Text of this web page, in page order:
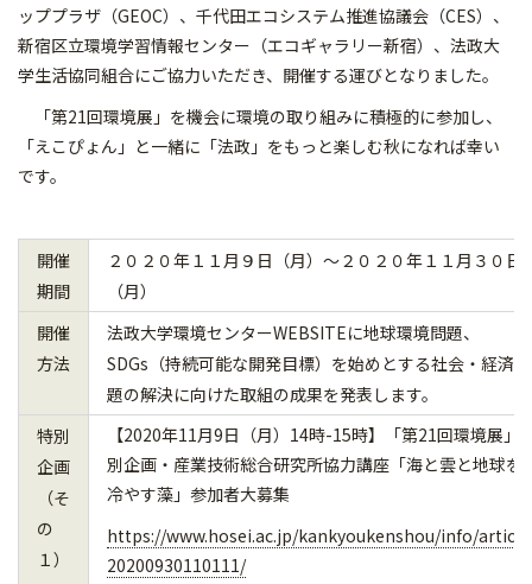
ッププラザ（GEOC）、千代田エコシステム推進協議会（CES）、
新宿区立環境学習情報センター（エコギャラリー新宿）、法政大
学生活協同組合にご協力いただき、開催する運びとなりました。
「第21回環境展」を機会に環境の取り組みに積極的に参加し、
「えこぴょん」と一緒に「法政」をもっと楽しむ秋になれば幸い
です。
開催
期間
２０２０年１１月９日（月）～２０２０年１１月３０日
（月）
開催
方法
法政大学環境センターWEBSITEに地球環境問題、
SDGs（持続可能な開発目標）を始めとする社会・経済問
題の解決に向けた取組の成果を発表します。
特別
企画
（そ
の
１）
【2020年11月9日（月）14時-15時】「第21回環境展」
別企画・産業技術総合研究所協力講座「海と雲と地球を
冷やす藻」参加者大募集
https://www.hosei.ac.jp/kankyoukenshou/info/
20200930110111/